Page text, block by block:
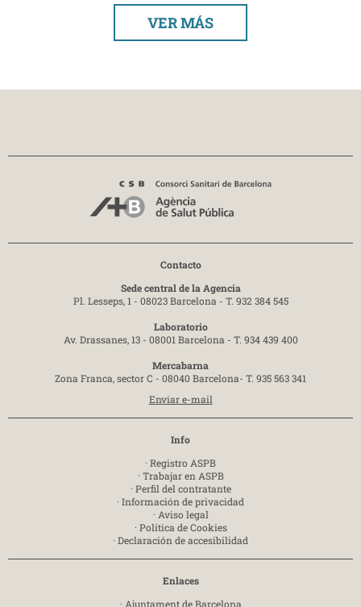
VER MÁS
Contacto
Sede central de la Agencia
Pl. Lesseps, 1 - 08023 Barcelona - T. 932 384 545
Laboratorio
Av. Drassanes, 13 - 08001 Barcelona - T. 934 439 400
Mercabarna
Zona Franca, sector C - 08040 Barcelona- T. 935 563 341
Enviar e-mail
Info
· Registro ASPB
· Trabajar en ASPB
· Perfil del contratante
· Información de privacidad
· Aviso legal
· Política de Cookies
· Declaración de accesibilidad
Enlaces
· Ajuntament de Barcelona